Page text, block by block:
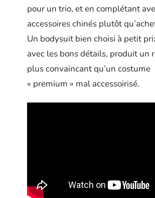
pour un trio, et en complétant
accessoires chinés plutôt
Un bodysuit bien choisi à petit
avec les bons détails, produit un
plus convaincant qu’un costume
« premium » mal accessoirisé.